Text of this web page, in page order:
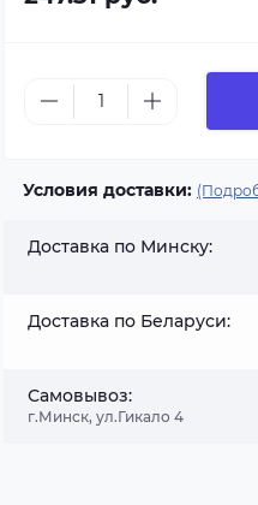
Условия доставки:
Доставка по Минску:
Доставка по Беларуси:
Самовывоз:
г.Минск, ул.Гикало 4